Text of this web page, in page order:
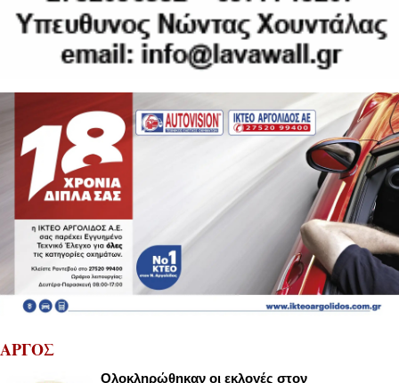
ΑΡΓΟΣ
Ολοκληρώθηκαν οι εκλογές στον